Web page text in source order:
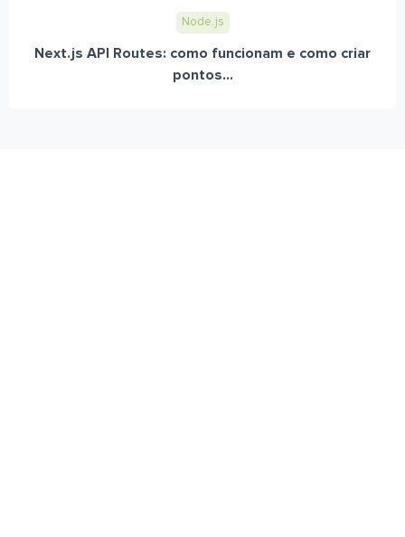
Node.js
Next.js API Routes: como funcionam e como criar
pontos...